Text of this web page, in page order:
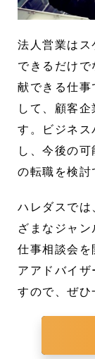
法人営業は
できるだけ
献できる仕事
して、顧客
す。ビジネ
し、今後の
の転職を検討
ハレダスでは
ざまなジャ
仕事相談会を
アアドバイザ
すので、ぜひ